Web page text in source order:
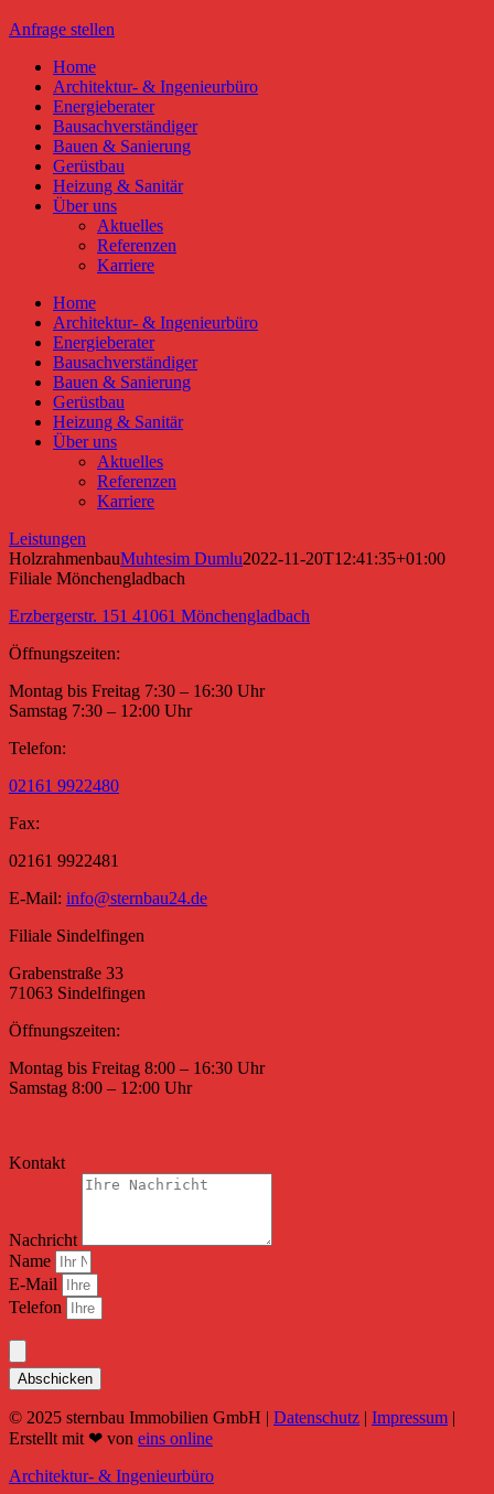
Anfrage stellen
Home
Architektur- & Ingenieurbüro
Energieberater
Bausachverständiger
Bauen & Sanierung
Gerüstbau
Heizung & Sanitär
Über uns
Aktuelles
Referenzen
Karriere
Home
Architektur- & Ingenieurbüro
Energieberater
Bausachverständiger
Bauen & Sanierung
Gerüstbau
Heizung & Sanitär
Über uns
Aktuelles
Referenzen
Karriere
Leistungen
HolzrahmenbauMuhtesim Dumlu2022-11-20T12:41:35+01:00
Filiale Mönchengladbach
Erzbergerstr. 151 41061 Mönchengladbach
Öffnungszeiten:
Montag bis Freitag 7:30 – 16:30 Uhr
Samstag 7:30 – 12:00 Uhr
Telefon:
02161 9922480
Fax:
02161 9922481
E-Mail: info@sternbau24.de
Filiale Sindelfingen
Grabenstraße 33
71063 Sindelfingen
Öffnungszeiten:
Montag bis Freitag 8:00 – 16:30 Uhr
Samstag 8:00 – 12:00 Uhr
Kontakt
Nachricht
Name
E-Mail
Telefon
Abschicken
© 2025 sternbau Immobilien GmbH | Datenschutz | Impressum |
Erstellt mit ❤ von eins online
Architektur- & Ingenieurbüro